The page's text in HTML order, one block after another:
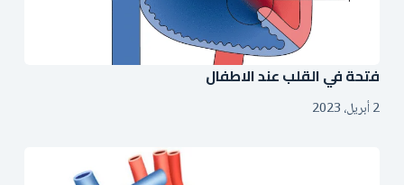
فتحة في القلب عند الاطفال
2 أبريل، 2023